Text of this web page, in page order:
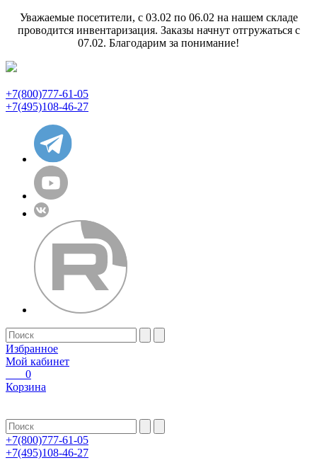
Уважаемые посетители, с 03.02 по 06.02 на нашем складе
проводится инвентаризация. Заказы начнут отгружаться с
07.02. Благодарим за понимание!
+7(800)777-61-05
+7(495)108-46-27
Избранное
Мой кабинет
0
Корзина
+7(800)777-61-05
+7(495)108-46-27